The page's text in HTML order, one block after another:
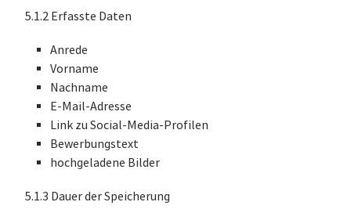
5.1.2 Erfasste Daten
Anrede
Vorname
Nachname
E-Mail-Adresse
Link zu Social-Media-Profilen
Bewerbungstext
hochgeladene Bilder
5.1.3 Dauer der Speicherung